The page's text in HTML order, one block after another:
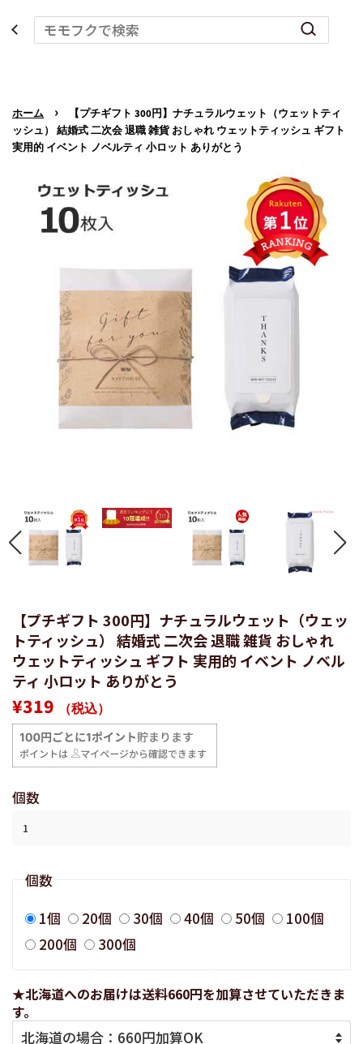
ホーム ›
【プチギフト 300円】ナチュラルウェット（ウェットティ
ッシュ） 結婚式 二次会 退職 雑貨 おしゃれ ウェットティッシュ ギフト
実用的 イベント ノベルティ 小ロット ありがとう
【プチギフト 300円】ナチュラルウェット（ウェッ
トティッシュ） 結婚式 二次会 退職 雑貨 おしゃれ
ウェットティッシュ ギフト 実用的 イベント ノベル
ティ 小ロット ありがとう
通
常
価
格
¥319 （税込）
売
価
格
個数
個数
1個
20個 30個 40個 50個
100個
200個
300個
★北海道へのお届けは送料660円を加算させていただきま
す。